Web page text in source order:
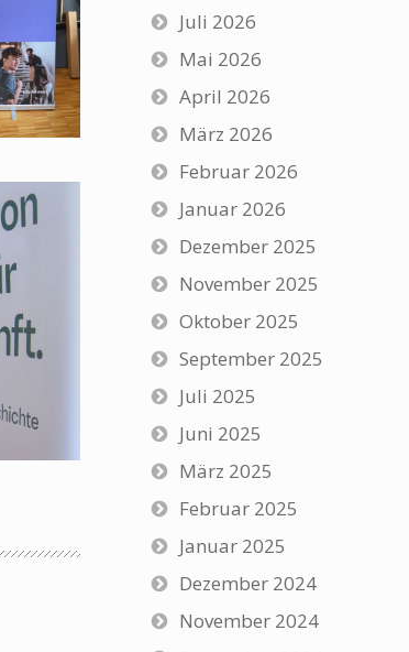
Juli 2026
Mai 2026
April 2026
März 2026
Februar 2026
Januar 2026
Dezember 2025
November 2025
Oktober 2025
September 2025
Juli 2025
Juni 2025
März 2025
Februar 2025
Januar 2025
Dezember 2024
November 2024